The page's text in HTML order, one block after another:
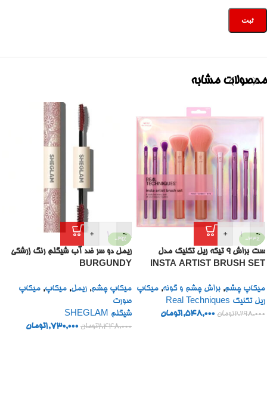
محصولات مشابه
-33%
-
+
ست براش 9 تیکه ریل تکنیک مدل
INSTA ARTIST BRUSH SET
میکاپ چشم, براش چشم و گونه, میکاپ
ریل تکنیک Real Techniques
2,298,000تومان 1,548,000تومان
-29%
-
+
ریمل دو سر ضد آب شیگلم رنگ زرشکی
BURGUNDY
میکاپ چشم, ریمل, میکاپ, میکاپ
صورت
شیگلم SHEGLAM
2,448,000تومان 1,730,000تومان